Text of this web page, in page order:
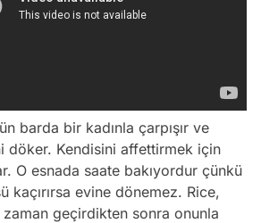
barda bir kadınla çarpışır ve
döker. Kendisini affettirmek için
O esnada saate bakıyordur çünkü
kaçırırsa evine dönemez. Rice,
zaman geçirdikten sonra onunla